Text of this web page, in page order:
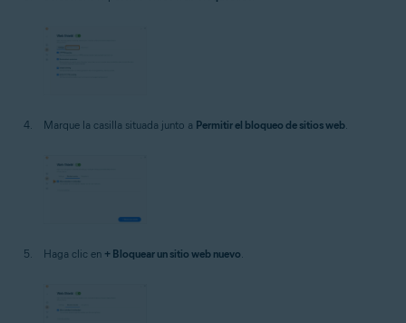
Marque la casilla situada junto a Permitir el bloqueo de sitios web
Haga clic en + Bloquear un sitio web nuevo